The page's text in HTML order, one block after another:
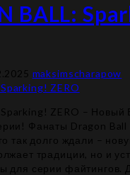
BALL:
maksimscharapow
ZERO
ZERO – Новый
Фанаты Dragon Ball
так долго ждали –
традиции, но и
для серии файтингов.